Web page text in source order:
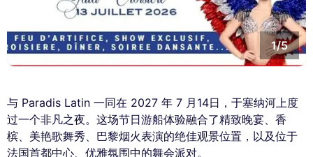
1/5
与 Paradis Latin 一同在 2027 年 7 月14日，于塞纳河上度
过一个非凡之夜。这场节日游船体验融合了精致晚宴、香
槟、美艳歌舞秀、巴黎烟火表演的绝佳观景位置，以及位于
法国首都中心、优雅氛围中的舞会派对。